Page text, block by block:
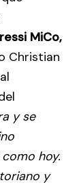
MiCo,
Christian
y se
hoy.
y